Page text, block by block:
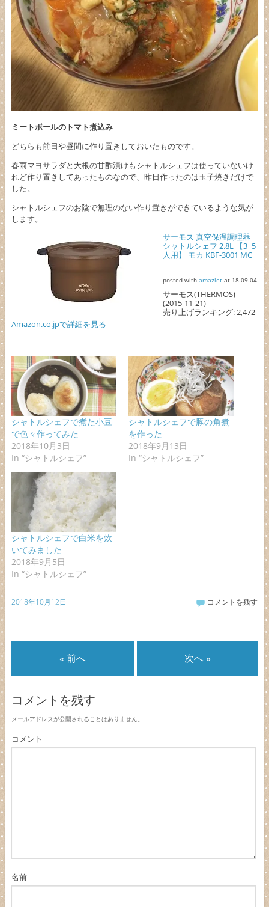
ミートボールのトマト煮込み
どちらも前日や昼間に作り置きしておいたものです。
春雨マヨサラダと大根の甘酢漬けもシャトルシェフは使っていないけ
れど作り置きしてあったものなので、昨日作ったのは玉子焼きだけで
した。
シャトルシェフのお陰で無理のない作り置きができているような気が
します。
サーモス 真空保温調理器
シャトルシェフ 2.8L 【3~5
人用】 モカ KBF-3001 MC
posted with amazletat 18.09.04
サーモス(THERMOS)
(2015-11-21)
売り上げランキング: 2,472
Amazon.co.jpで詳細を見る
シャトルシェフで煮た小豆
で色々作ってみた
2018年10月3日
In “シャトルシェフ”
シャトルシェフで豚の角煮
を作った
2018年9月13日
In “シャトルシェフ”
シャトルシェフで白米を炊
いてみました
2018年9月5日
In “シャトルシェフ”
2018年10月12日 コメントを残す
« 前へ 次へ »
コメントを残す
メールアドレスが公開されることはありません。
コメント
名前